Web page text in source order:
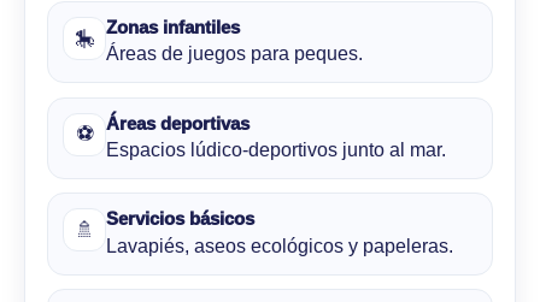
🎠
Zonas infantiles
Áreas de juegos para peques.
⚽
Áreas deportivas
Espacios lúdico-deportivos junto al mar.
🚿
Servicios básicos
Lavapiés, aseos ecológicos y papeleras.